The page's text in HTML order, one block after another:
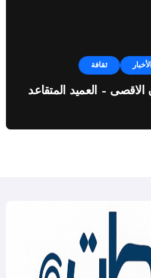
الأخبار ثقافة
– العميد المتقاعد